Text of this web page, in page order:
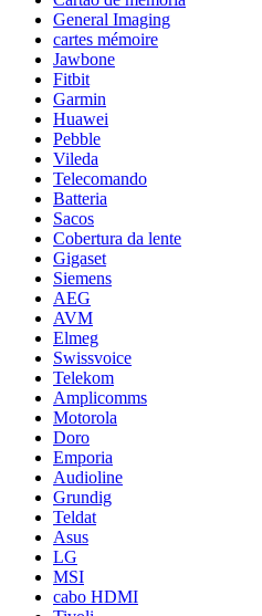
General Imaging
cartes mémoire
Jawbone
Fitbit
Garmin
Huawei
Pebble
Vileda
Telecomando
Batteria
Sacos
Cobertura da lente
Gigaset
Siemens
AEG
AVM
Elmeg
Swissvoice
Telekom
Amplicomms
Motorola
Doro
Emporia
Audioline
Grundig
Teldat
Asus
LG
MSI
cabo HDMI